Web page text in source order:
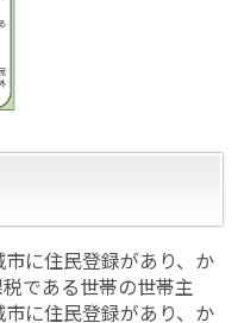
に住民登録があり、か
である世帯の世帯主
に住民登録があり、か